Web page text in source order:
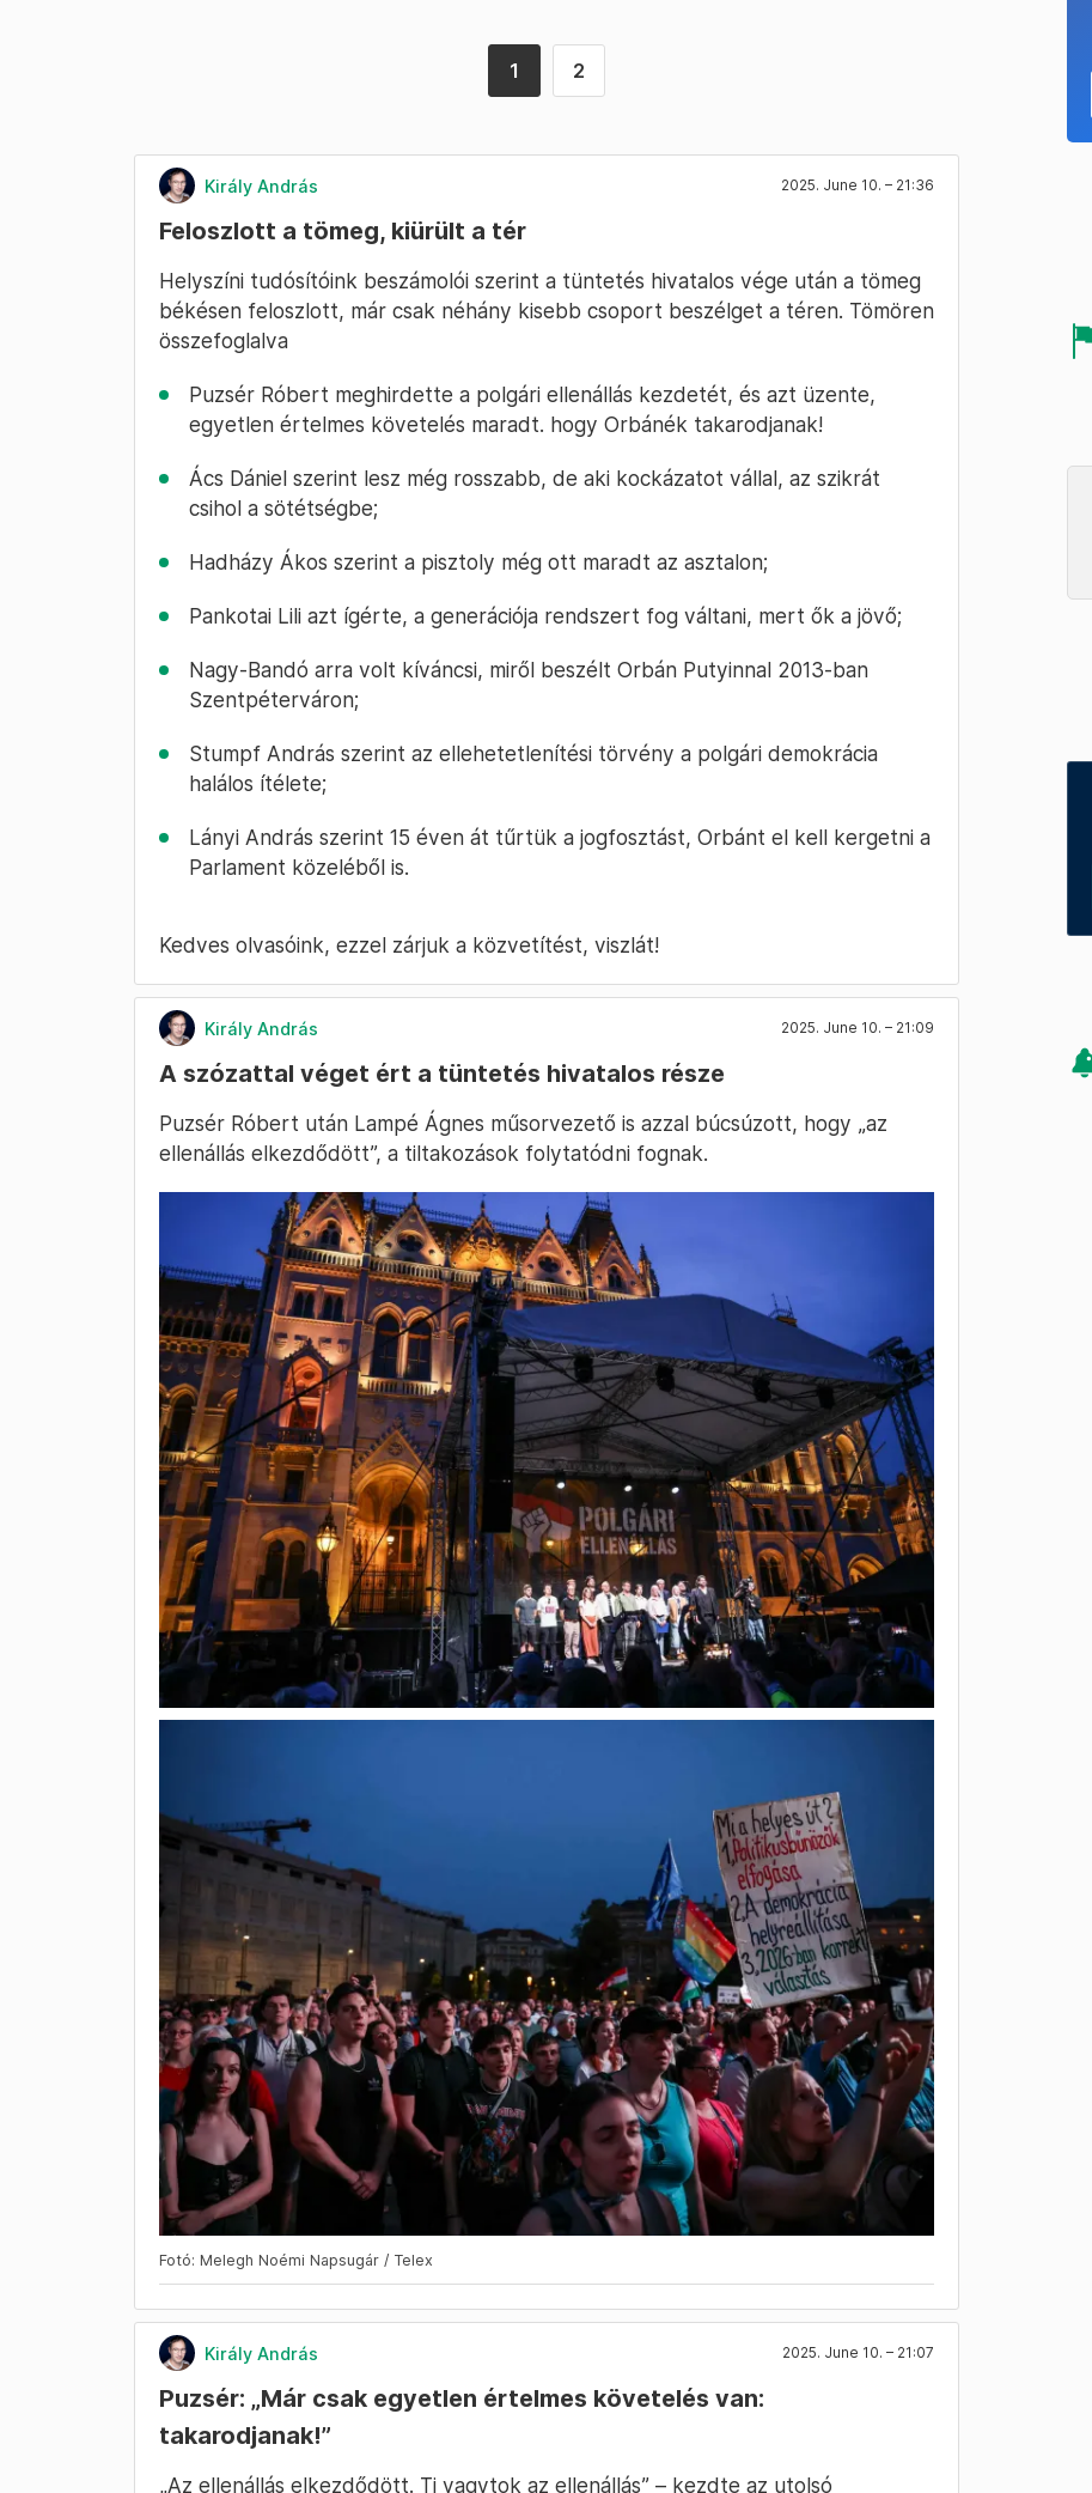
1 2
Király András 2025. June 10. – 21:36
Feloszlott a tömeg, kiürült a tér
Helyszíni tudósítóink beszámolói szerint a tüntetés hivatalos vége után a tömeg
békésen feloszlott, már csak néhány kisebb csoport beszélget a téren. Tömören
összefoglalva
Puzsér Róbert meghirdette a polgári ellenállás kezdetét, és azt üzente,
egyetlen értelmes követelés maradt. hogy Orbánék takarodjanak!
Ács Dániel szerint lesz még rosszabb, de aki kockázatot vállal, az szikrát
csihol a sötétségbe;
Hadházy Ákos szerint a pisztoly még ott maradt az asztalon;
Pankotai Lili azt ígérte, a generációja rendszert fog váltani, mert ők a jövő;
Nagy-Bandó arra volt kíváncsi, miről beszélt Orbán Putyinnal 2013-ban
Szentpéterváron;
Stumpf András szerint az ellehetetlenítési törvény a polgári demokrácia
halálos ítélete;
Lányi András szerint 15 éven át tűrtük a jogfosztást, Orbánt el kell kergetni a
Parlament közeléből is.
Kedves olvasóink, ezzel zárjuk a közvetítést, viszlát!
Király András 2025. June 10. – 21:09
A szózattal véget ért a tüntetés hivatalos része
Puzsér Róbert után Lampé Ágnes műsorvezető is azzal búcsúzott, hogy „az
ellenállás elkezdődött”, a tiltakozások folytatódni fognak.
Fotó: Melegh Noémi Napsugár / Telex
Király András 2025. June 10. – 21:07
Puzsér: „Már csak egyetlen értelmes követelés van:
takarodjanak!”
„Az ellenállás elkezdődött. Ti vagytok az ellenállás” – kezdte az utolsó